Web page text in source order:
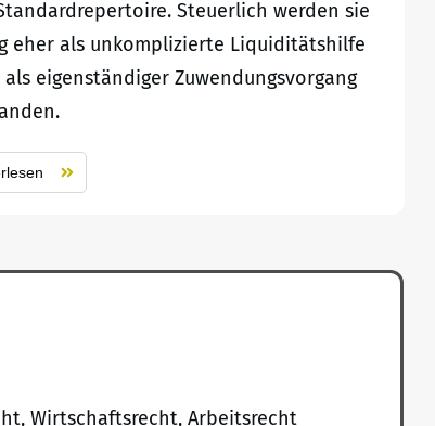
Steuerlich werden sie
eher als unkomplizierte Liquiditätshilfe
eigenständiger Zuwendungsvorgang
Wirtschaftsrecht, Arbeitsrecht